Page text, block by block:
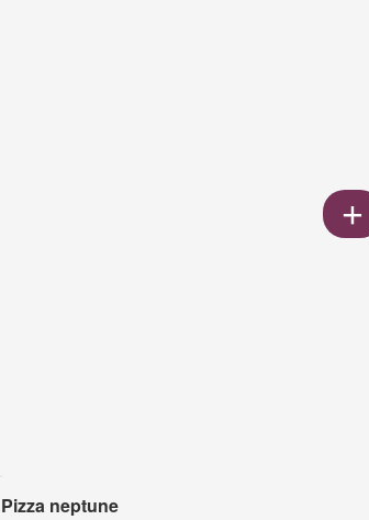
Pizza neptune